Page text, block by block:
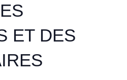
ET DES